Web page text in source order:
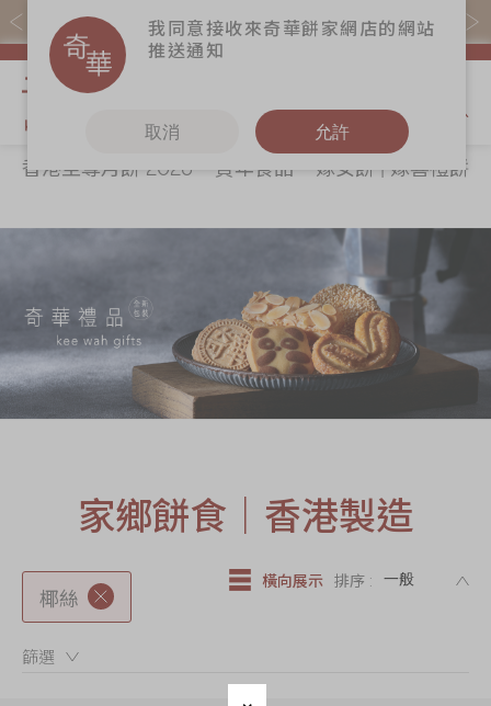
易賞錢會員憑推廣碼購買現貨產品可賺易賞錢($5=1分)
關於奇華
商務銷售
嫁喜須知
奇華網誌
奇華餅食
嫁女餅 | 嫁喜禮
餅
手信禮品
節日時令食品
茗茶系列
奇華迪士尼禮盒
所有產品
更多
奇華工作坊
奇華茶室
聯絡奇華
加入奇華
香港至尊月餅 2026 賀年食品
嫁女餅 | 嫁喜禮餅
家鄉餅食｜香港製造
椰絲
篩選：
橫向展示 排序 :
我同意接收來奇華餅家網店的網站
推送通知
取消 允許